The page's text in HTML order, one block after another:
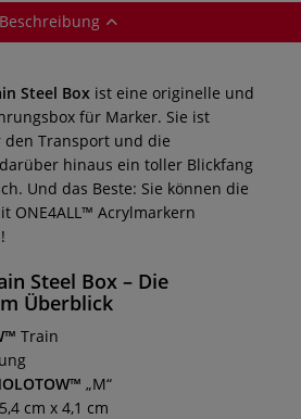
Beschreibung
Steel Box ist eine originelle und
für Marker. Sie ist
Transport und die
hinaus ein toller Blickfang
Und das Beste: Sie können die
ONE4ALL™ Acrylmarkern
Steel Box – Die
Überblick
Train
„M“
cm x 4,1 cm